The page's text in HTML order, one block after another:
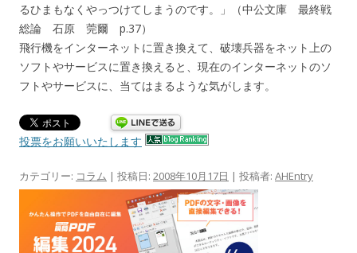
るひまもなくやっつけてしまうのです。」（中公文庫 最終戦
総論 石原 莞爾 p.37）
飛行機をインターネットに置き換えて、破壊兵器をネット上の
ソフトやサービスに置き換えると、現在のインターネットのソ
フトやサービスに、当てはまるような気がします。
投票をお願いいたします
カテゴリー: コラム | 投稿日: 2008年10月17日 | 投稿者: AHEntry